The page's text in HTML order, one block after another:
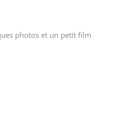
photos et un petit film